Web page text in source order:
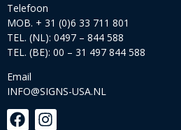
Telefoon
MOB. + 31 (0)6 33 711 801
TEL. (NL): 0497 – 844 588
TEL. (BE): 00 – 31 497 844 588
Email
INFO@SIGNS-USA.NL